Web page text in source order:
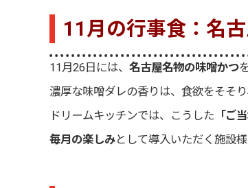
11月の行事食：名
11月26日には、 名古屋名物の味噌かつ
濃厚な味噌ダレの香りは、食欲をそそ
ドリームキッチンでは、こうした 「ご
毎月の楽しみとして導入いただく施設様